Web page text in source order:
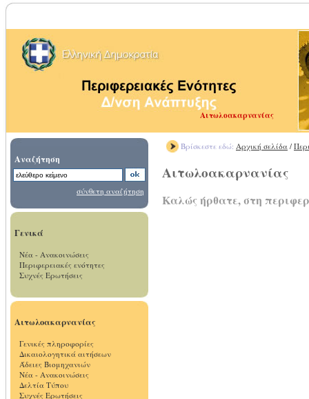
Αιτωλοακαρνανίας
Αναζήτηση
σύνθετη αναζήτηση
Γενικά
Νέα - Ανακοινώσεις
Περιφερειακές ενότητες
Συχνές Ερωτήσεις
Αιτωλοακαρνανίας
Γενικές πληροφορίες
Δικαιολογητικά αιτήσεων
Άδειες Βιομηχανιών
Νέα - Ανακοινώσεις
Δελτία Τύπου
Συχνές Ερωτήσεις
Βρίσκεστε εδώ: Αρχική σελίδα /
Αιτωλοακαρνανίας
Καλώς ήρθατε, στη